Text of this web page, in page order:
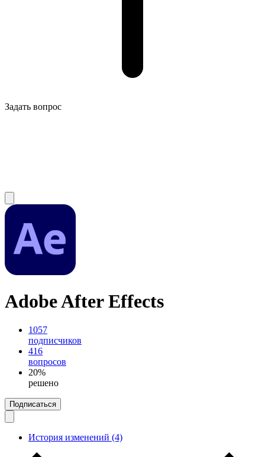
Задать вопрос
Adobe After Effects
1057
подписчиков
416
вопросов
20%
решено
Подписаться
История изменений (4)